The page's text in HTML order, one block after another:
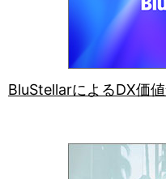
BluStellarによるDX価